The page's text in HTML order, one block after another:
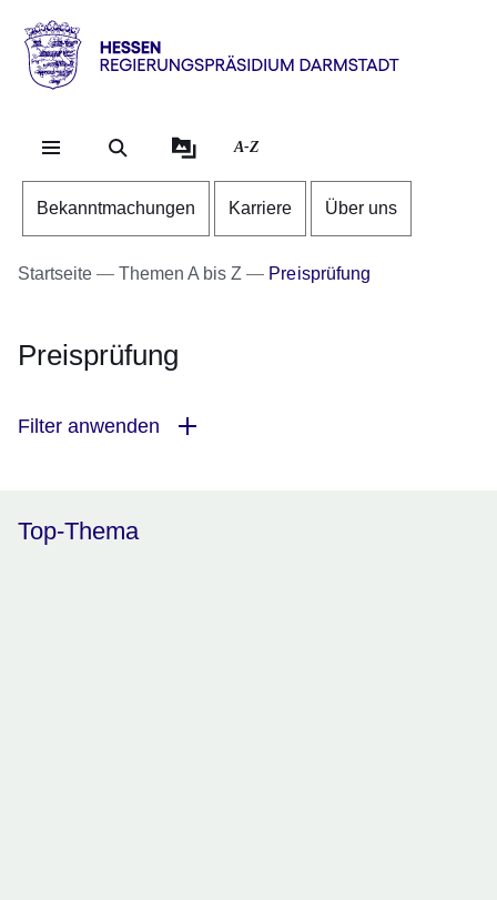
Direkt zum Kopf der
Direkt zum Inhalt
Direkt zum Fuß der
Hessen
RP
Darmstadt
A-Z
Bekanntmachungen Karriere Über uns
Startseite Themen A bis Z Preisprüfung
Preisprüfung
Filter anwenden
Top-Thema